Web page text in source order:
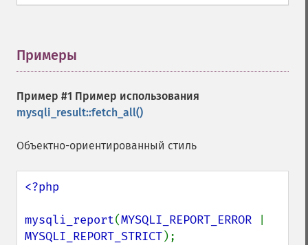
Примеры
Пример #1 Пример использования
mysqli_result::fetch_all()
Объектно-ориентированный стиль
<?php
mysqli_report(MYSQLI_REPORT_ERROR
MYSQLI_REPORT_STRICT